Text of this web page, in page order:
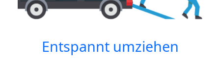
Entspannt umziehen